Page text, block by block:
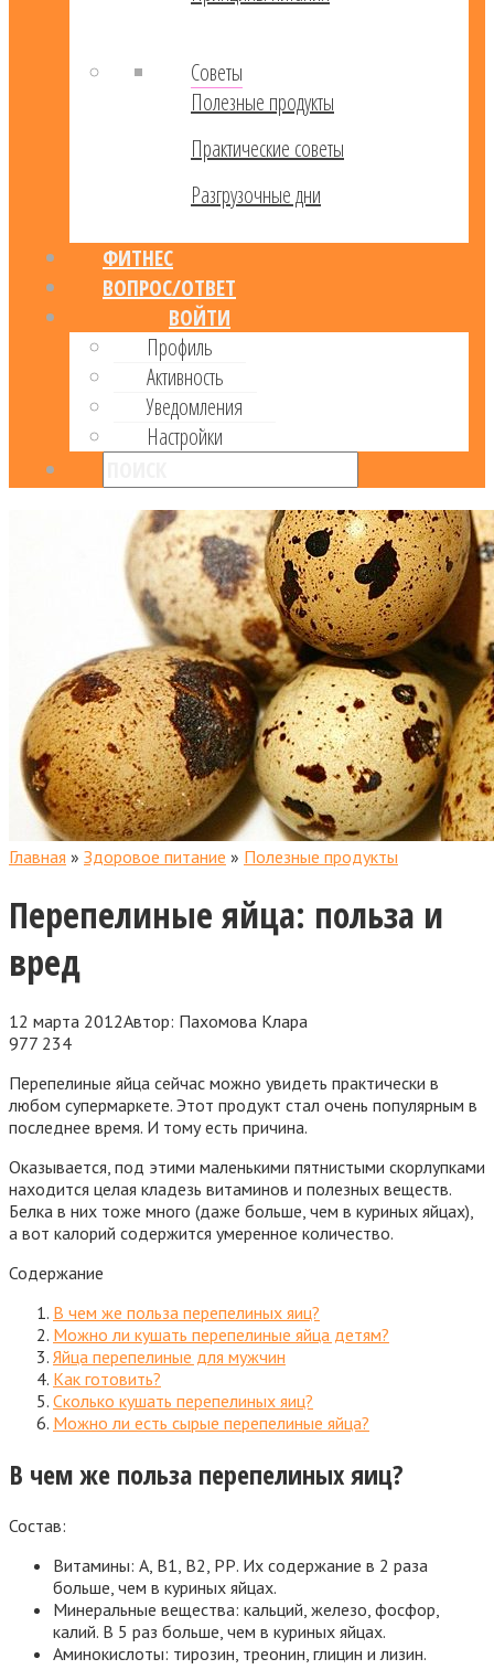
Советы
Полезные продукты
Практические советы
Разгрузочные дни
ФИТНЕС
ВОПРОС/ОТВЕТ
ВОЙТИ
Профиль
Активность
Уведомления
Настройки
Главная » Здоровое питание » Полезные продукты
Перепелиные яйца: польза и
вред
12 марта 2012Автор: Пахомова Клара
977 234
Перепелиные яйца сейчас можно увидеть практически в
любом супермаркете. Этот продукт стал очень популярным в
последнее время. И тому есть причина.
Оказывается, под этими маленькими пятнистыми скорлупками
находится целая кладезь витаминов и полезных веществ.
Белка в них тоже много (даже больше, чем в куриных яйцах),
а вот калорий содержится умеренное количество.
Содержание
В чем же польза перепелиных яиц?
Можно ли кушать перепелиные яйца детям?
Яйца перепелиные для мужчин
Как готовить?
Сколько кушать перепелиных яиц?
Можно ли есть сырые перепелиные яйца?
В чем же польза перепелиных яиц?
Состав:
Витамины: А, В1, В2, РР. Их содержание в 2 раза
больше, чем в куриных яйцах.
Минеральные вещества: кальций, железо, фосфор,
калий. В 5 раз больше, чем в куриных яйцах.
Аминокислоты: тирозин, треонин, глицин и лизин.